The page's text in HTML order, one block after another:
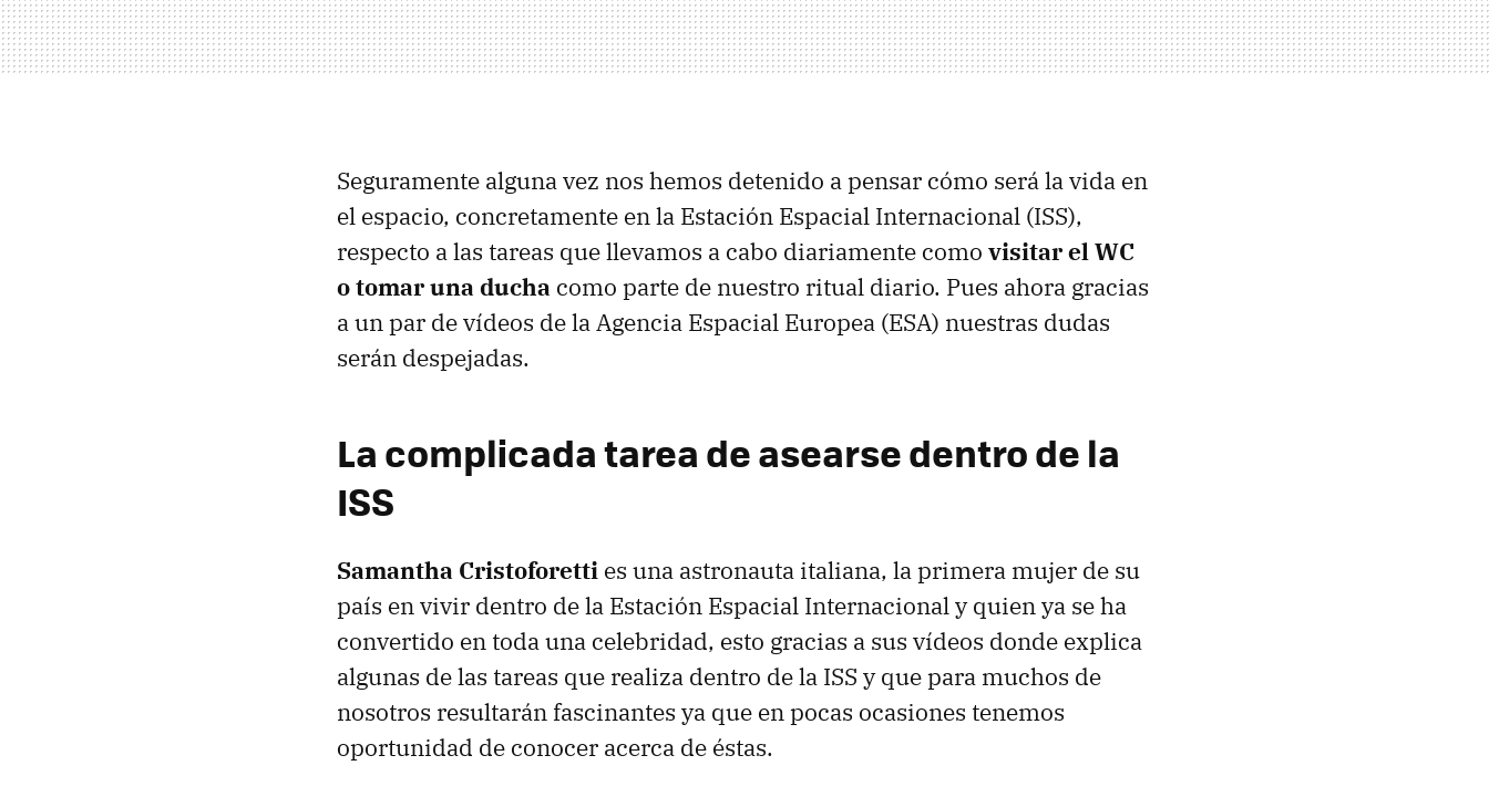
Seguramente alguna vez nos hemos detenido a pensar cómo será la vida en
el espacio, concretamente en la Estación Espacial Internacional (ISS),
respecto a las tareas que llevamos a cabo diariamente como visitar el WC
o tomar una ducha como parte de nuestro ritual diario. Pues ahora gracias
a un par de vídeos de la Agencia Espacial Europea (ESA) nuestras dudas
serán despejadas.
La complicada tarea de asearse dentro de la
ISS
Samantha Cristoforetti es una astronauta italiana, la primera mujer de su
país en vivir dentro de la Estación Espacial Internacional y quien ya se ha
convertido en toda una celebridad, esto gracias a sus vídeos donde explica
algunas de las tareas que realiza dentro de la ISS y que para muchos de
nosotros resultarán fascinantes ya que en pocas ocasiones tenemos
oportunidad de conocer acerca de éstas.